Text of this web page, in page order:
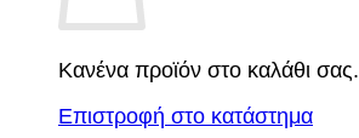
Κανένα προϊόν στο καλάθι σας.
Επιστροφή στο κατάστημα